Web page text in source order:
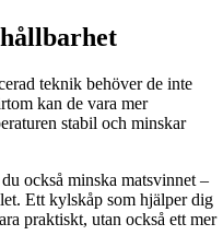
teknik behöver de inte
kan de vara mer
stabil och minskar
också minska matsvinnet –
Ett kylskåp som hjälper dig
praktiskt, utan också ett mer